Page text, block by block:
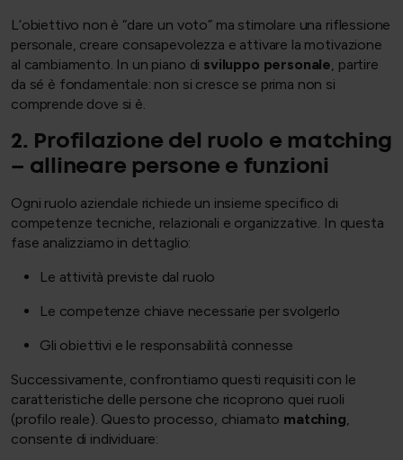
L’obiettivo non è “dare un voto” ma stimolare una riflessione
personale, creare consapevolezza e attivare la motivazione
al cambiamento. In un piano di sviluppo personale, partire
da sé è fondamentale: non si cresce se prima non si
comprende dove si è.
2. Profilazione del ruolo e matching
– allineare persone e funzioni
Ogni ruolo aziendale richiede un insieme specifico di
competenze tecniche, relazionali e organizzative. In questa
fase analizziamo in dettaglio:
Le attività previste dal ruolo
Le competenze chiave necessarie per svolgerlo
Gli obiettivi e le responsabilità connesse
Successivamente, confrontiamo questi requisiti con le
caratteristiche delle persone che ricoprono quei ruoli
(profilo reale). Questo processo, chiamato matching,
consente di individuare: